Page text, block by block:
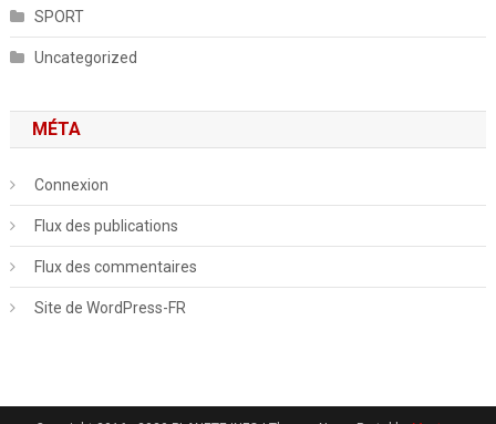
SPORT
Uncategorized
MÉTA
Connexion
Flux des publications
Flux des commentaires
Site de WordPress-FR